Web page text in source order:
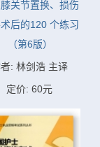
关节置换、损伤
后的120 个练习
（第6版）
: 林剑浩 主译
定价: 60元